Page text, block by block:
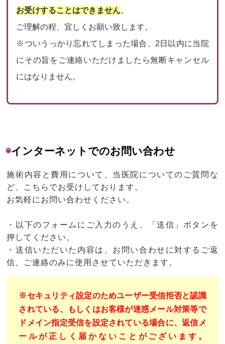
お受けすることはできません。
ご理解の程、宜しくお願い致します。
※ついうっかり忘れてしまった場合、2日以内に当院
にその旨をご連絡いただけましたら無断キャンセル
にはなりません。
◉インターネットでのお問い合わせ
施術内容と費用について、当医院についてのご質問な
ど、こちらでお受けしております。
お気軽にお問い合わせください。
・以下のフォームにご入力のうえ、「送信」ボタンを
押してください。
・送信いただいた内容は、お問い合わせに対するご返
信、ご連絡のみに使用させていただきます。
※セキュリティ設定のためユーザー受信拒否と認識
されている、もしくはお客様が迷惑メール対策等で
ドメイン指定受信を設定されている場合に、返信メ
ールが正しく届かないことがございます。